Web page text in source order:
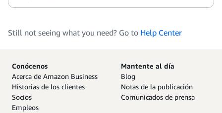
Still not seeing what you need? Go to Help Center
Conócenos
Acerca de Amazon Business
Historias de los clientes
Socios
Empleos
Mantente al día
Blog
Notas de la publicación
Comunicados de prensa